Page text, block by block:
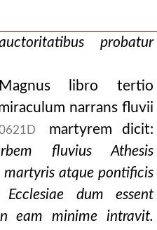
probatur
libro tertio
narrans fluvii
martyrem dicit:
fluvius Athesis
martyris atque pontificis
dum essent
eam minime intravit.